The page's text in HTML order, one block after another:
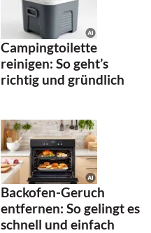
Campingtoilette
reinigen: So geht’s
richtig und gründlich
Backofen-Geruch
entfernen: So gelingt es
schnell und einfach